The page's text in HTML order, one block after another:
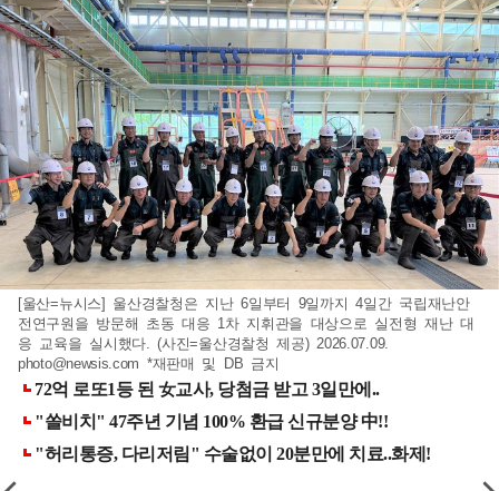
[울산=뉴시스] 울산경찰청은 지난 6일부터 9일까지 4일간 국립재난안
전연구원을 방문해 초동 대응 1차 지휘관을 대상으로 실전형 재난 대
응 교육을 실시했다. (사진=울산경찰청 제공) 2026.07.09.
photo@newsis.com *재판매 및 DB 금지